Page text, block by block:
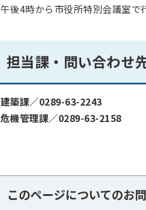
午後4時から市役所特別会議室で
担当課・問い合わせ
建築課／0289-63-2243
危機管理課／0289-63-2158
このページについてのお